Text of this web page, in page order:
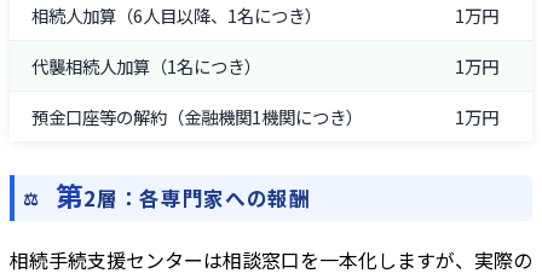
相続人加算（6人目以降、1名につき）
1万円
代襲相続人加算（1名につき）
1万円
預金口座等の解約（金融機関1機関につき）
1万円
第2層：各専門家への報酬
相続手続支援センターは相談窓口を一本化しますが、実際の